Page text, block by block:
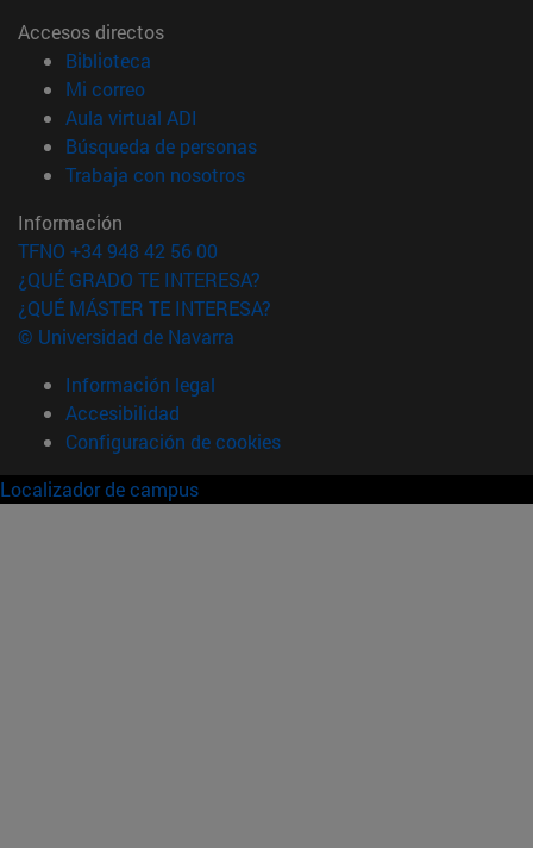
Accesos directos
Biblioteca
Mi correo(abre en nueva ventana)
Aula virtual ADI
Búsqueda de personas(abre en nueva ventana)
Trabaja con nosotros(abre en nueva ventana)
Información
TFNO +34 948 42 56 00
¿QUÉ GRADO TE INTERESA?
¿QUÉ MÁSTER TE INTERESA?
© Universidad de Navarra
Información legal
Accesibilidad
Configuración de cookies
Localizador de campus